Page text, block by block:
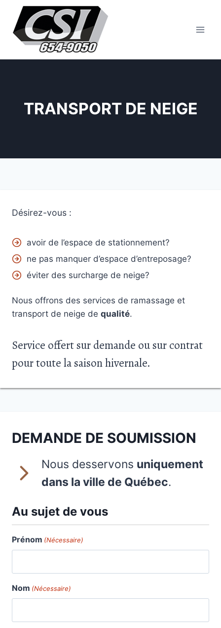
contenu
TRANSPORT DE NEIGE
Désirez-vous :
avoir de l’espace de stationnement?
ne pas manquer d’espace d’entreposage?
éviter des surcharge de neige?
Nous offrons des services de ramassage et
transport de neige de qualité.
Service offert sur demande ou sur contrat
pour toute la saison hivernale.
DEMANDE DE SOUMISSION
Nous desservons uniquement
dans la ville de Québec.
Au sujet de vous
Prénom (Nécessaire)
Nom (Nécessaire)